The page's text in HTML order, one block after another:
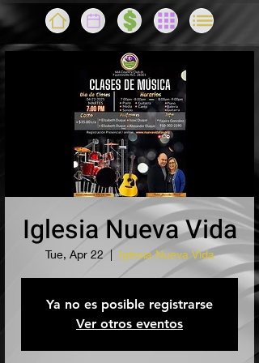
Iglesia Nueva Vida
Tue, Apr 22
  |
Iglesia Nueva Vida
Ya no es posible registrarse
Ver otros eventos